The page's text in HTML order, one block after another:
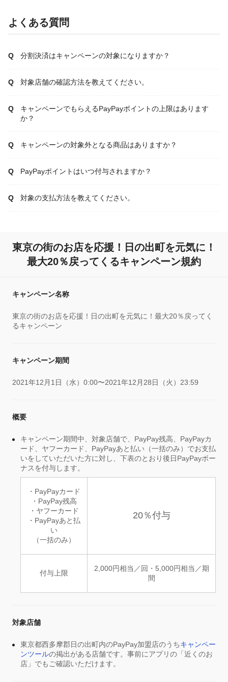
よくある質問
分割決済はキャンペーンの対象になりますか？
対象店舗の確認方法を教えてください。
キャンペーンでもらえるPayPayポイントの上限はあります
か？
キャンペーンの対象外となる商品はありますか？
PayPayポイントはいつ付与されますか？
対象の支払方法を教えてください。
東京の街のお店を応援！日の出町を元気に！
最大20％戻ってくるキャンペーン規約
キャンペーン名称
東京の街のお店を応援！日の出町を元気に！最大20％戻ってく
るキャンペーン
キャンペーン期間
2021年12月1日（水）0:00〜2021年12月28日（火）23:59
概要
キャンペーン期間中、対象店舗で、PayPay残高、PayPayカ
ード、ヤフーカード、PayPayあと払い（一括のみ）でお支払
いをしていただいた方に対し、下表のとおり後日PayPayボー
ナスを付与します。
・PayPayカード
・PayPay残高
・ヤフーカード
・PayPayあと払
い
（一括のみ）
20％付与
付与上限
2,000円相当／回・5,000円相当／期
間
対象店舗
東京都西多摩郡日の出町内のPayPay加盟店のうちキャンペー
ンツールの掲出がある店舗です。事前にアプリの「近くのお
店」でもご確認いただけます。